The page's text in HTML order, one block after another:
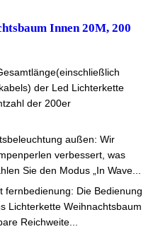
Innen 20M, 200
der Led Lichterkette
der 200er
außen: Wir
verbessert, was
Sie den Modus „In Wave...
fernbedienung: Die Bedienung
Lichterkette Weihnachtsbaum
Reichweite...